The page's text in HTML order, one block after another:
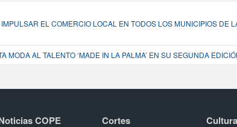
EL COMERCIO LOCAL EN TODOS LOS MUNICIPIOS DE
MODA AL TALENTO ‘MADE IN LA PALMA’ EN SU SEGUNDA
COPE Cortes